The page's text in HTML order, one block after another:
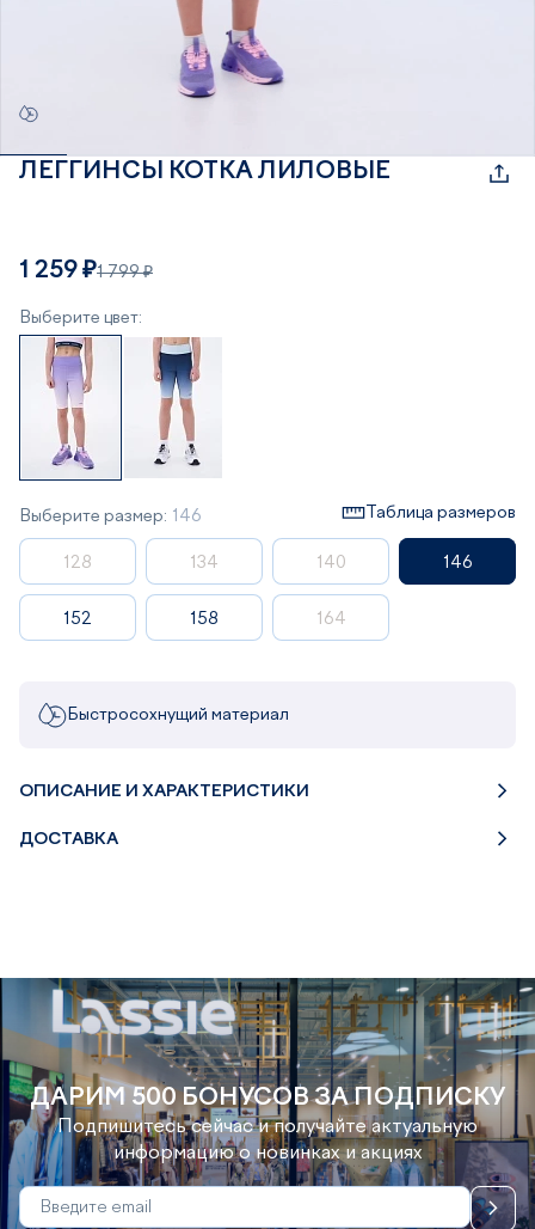
ЛЕГГИНСЫ KOTKA ЛИЛОВЫЕ
1 259 ₽1 799 ₽
Выберите цвет:
Выберите размер: 146 Таблица размеров
128 134 140 146
152 158 164
Быстросохнущий материал
ОПИСАНИЕ И ХАРАКТЕРИСТИКИ
ДОСТАВКА
ДАРИМ 500 БОНУСОВ ЗА ПОДПИСКУ
Подпишитесь сейчас и получайте актуальную
информацию о новинках и акциях